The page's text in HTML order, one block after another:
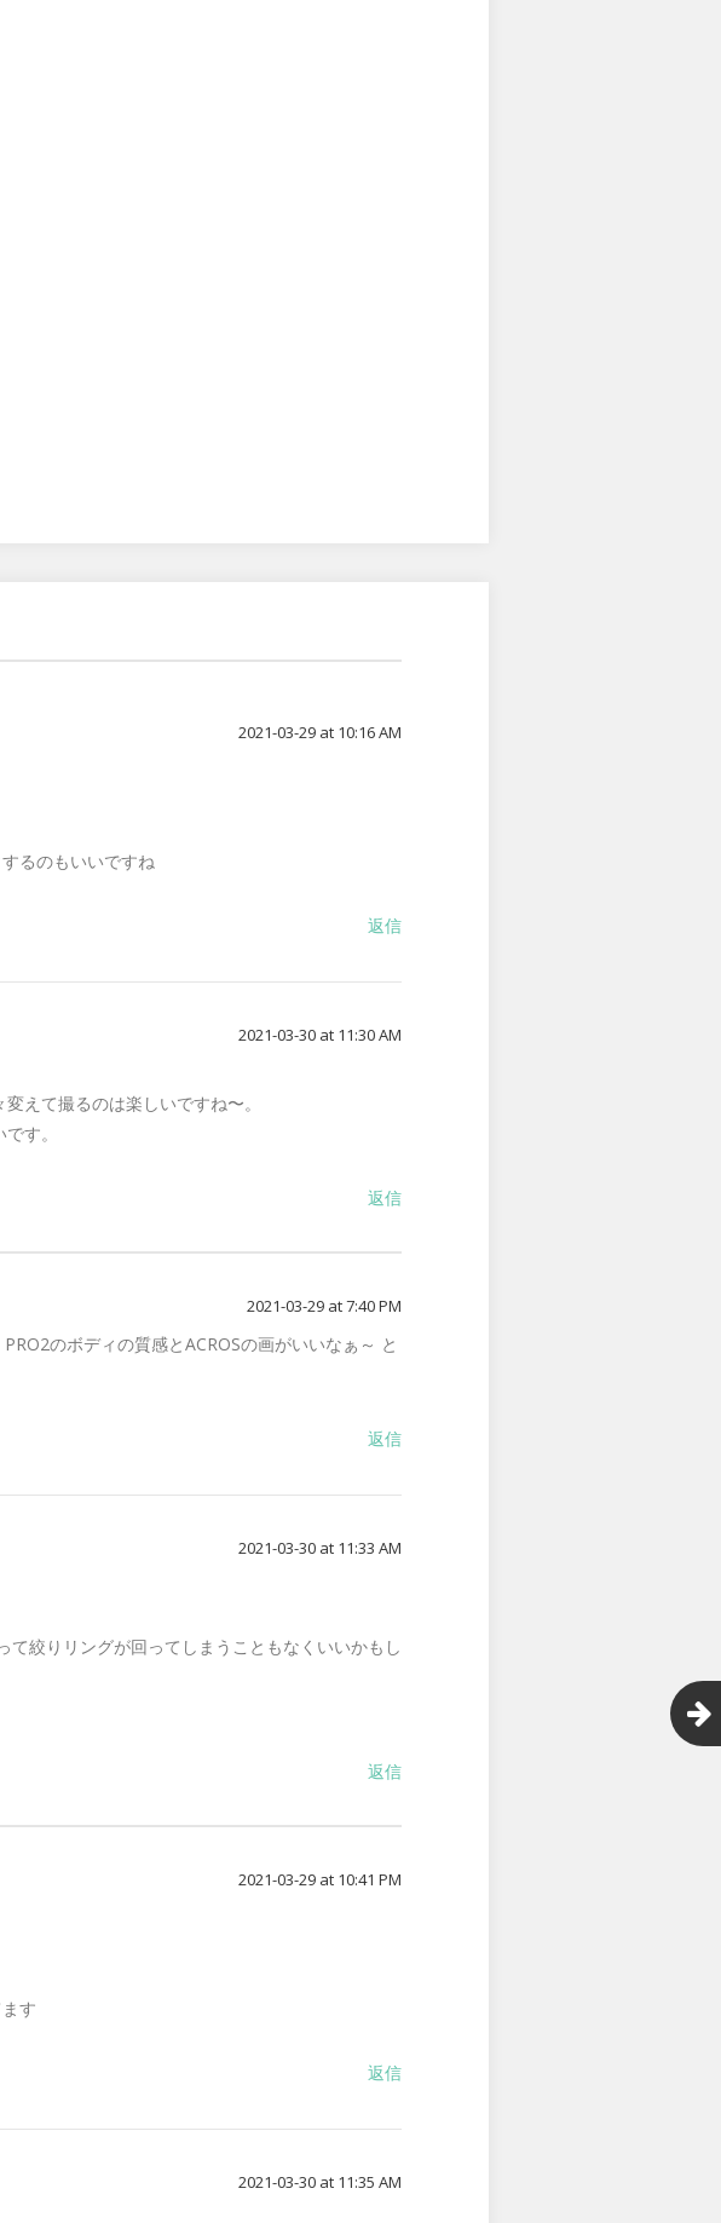
2021-03-29 at 10:16 AM
るのもいいですね
返信
2021-03-30 at 11:30 AM
えて撮るのは楽しいですね〜。
す。
返信
2021-03-29 at 7:40 PM
のボディの質感とACROSの画がいいなぁ～ と
返信
2021-03-30 at 11:33 AM
絞りリングが回ってしまうこともなくいいかもし
返信
2021-03-29 at 10:41 PM
す
返信
2021-03-30 at 11:35 AM